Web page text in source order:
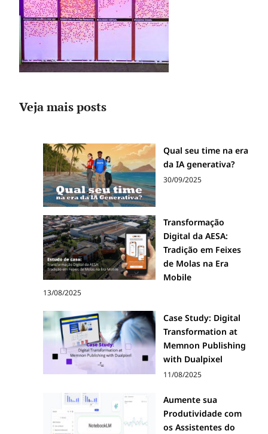
Veja mais posts
Qual seu time na era
da IA generativa?
30/09/2025
Transformação
Digital da AESA:
Tradição em Feixes
de Molas na Era
Mobile
13/08/2025
Case Study: Digital
Transformation at
Memnon Publishing
with Dualpixel
11/08/2025
Aumente sua
Produtividade com
os Assistentes do